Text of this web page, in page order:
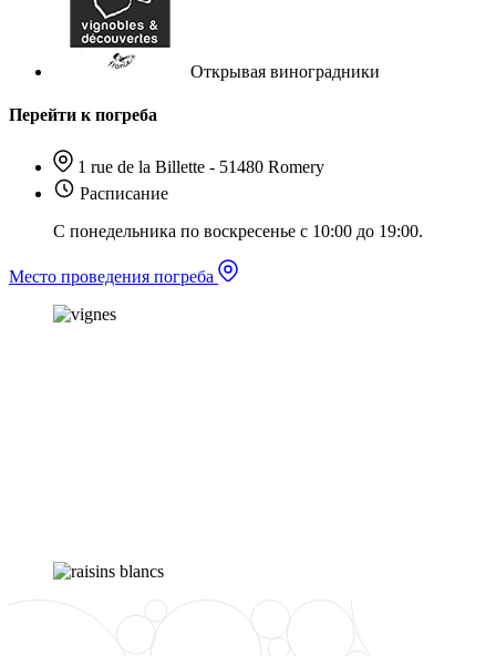
Открывая виноградники
Перейти к погреба
1 rue de la Billette - 51480 Romery
Расписание
С понедельника по воскресенье с 10:00 до 19:00.
Место проведения погреба